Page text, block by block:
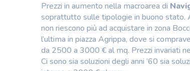
Prezzi in aumento nella macroarea di
soprattutto sulle tipologie in buono stato.
non riescono più ad acquistare in zona
l’ultima in piazza Agrippa, dove si
da 2500 a 3000 € al mq. Prezzi invariati
Ci sono sia soluzioni degli anni ’60 sia